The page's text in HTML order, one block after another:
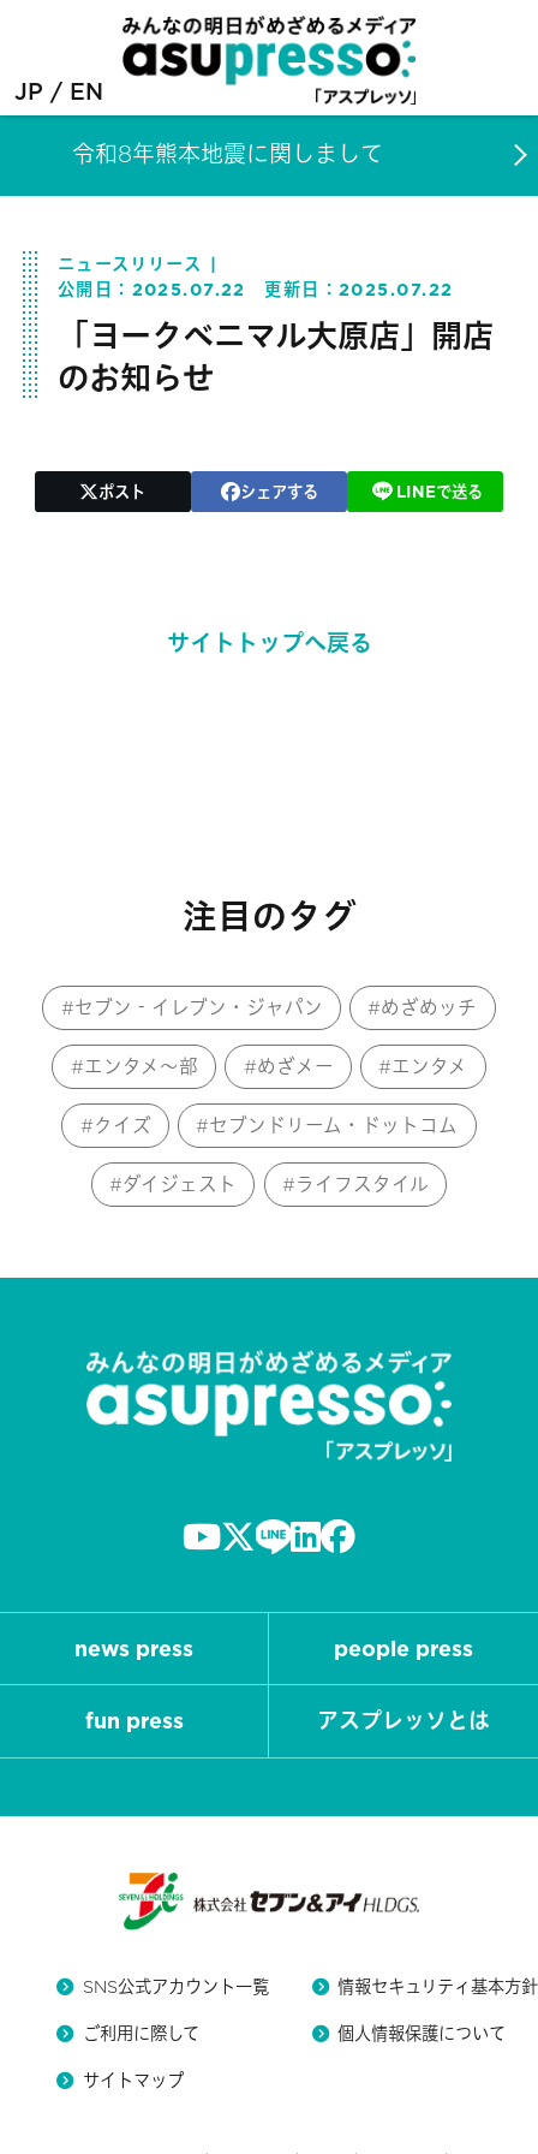
JP EN
令和8年熊本地震に関しまして
ニュースリリース
公開日： 2025.07.22 更新日：2025.07.22
「ヨークベニマル大原店」開店
のお知らせ
ポスト シェアする LINEで送る
サイトトップへ戻る
注目のタグ
セブン‐イレブン・ジャパン めざめッチ
エンタメ～部 めざメー エンタメ
クイズ セブンドリーム・ドットコム
ダイジェスト ライフスタイル
news press people press
fun press アスプレッソとは
SNS公式アカウント一覧 情報セキュリティ基本方針
ご利用に際して 個人情報保護について
サイトマップ